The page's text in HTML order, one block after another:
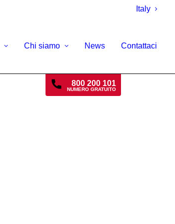
Italy
Chi siamo News Contattaci
800 200 101
NUMERO GRATUITO